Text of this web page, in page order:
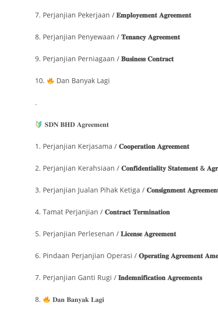
7. Perjanjian Pekerjaan / 𝐄𝐦𝐩𝐥𝐨𝐲𝐞𝐦𝐞𝐧𝐭 𝐀𝐠𝐫𝐞𝐞𝐦𝐞𝐧𝐭
8. Perjanjian Penyewaan / 𝐓𝐞𝐧𝐚𝐧𝐜𝐲 𝐀𝐠𝐫𝐞𝐞𝐦𝐞𝐧𝐭
9. Perjanjian Perniagaan / 𝐁𝐮𝐬𝐢𝐧𝐞𝐬𝐬 𝐂𝐨𝐧𝐭𝐫𝐚𝐜𝐭
10. Dan Banyak Lagi
.
𝐒𝐃𝐍 𝐁𝐇𝐃 𝐀𝐠𝐫𝐞𝐞𝐦𝐞𝐧𝐭
1. Perjanjian Kerjasama / 𝐂𝐨𝐨𝐩𝐞𝐫𝐚𝐭𝐢𝐨𝐧 𝐀𝐠𝐫𝐞𝐞𝐦𝐞𝐧𝐭
2. Perjanjian Kerahsiaan / 𝐂𝐨𝐧𝐟𝐢𝐝𝐞𝐧𝐭𝐢𝐚𝐥𝐢𝐭𝐲 𝐒𝐭𝐚𝐭𝐞𝐦𝐞𝐧𝐭 &
3. Perjanjian Jualan Pihak Ketiga / 𝐂𝐨𝐧𝐬𝐢𝐠𝐧𝐦𝐞𝐧𝐭
4. Tamat Perjanjian / 𝐂𝐨𝐧𝐭𝐫𝐚𝐜𝐭 𝐓𝐞𝐫𝐦𝐢𝐧𝐚𝐭𝐢𝐨𝐧
5. Perjanjian Perlesenan / 𝐋𝐢𝐜𝐞𝐧𝐬𝐞 𝐀𝐠𝐫𝐞𝐞𝐦𝐞𝐧𝐭
6. Pindaan Perjanjian Operasi / 𝐎𝐩𝐞𝐫𝐚𝐭𝐢𝐧𝐠 𝐀𝐠𝐫𝐞𝐞𝐦𝐞𝐧𝐭
7. Perjanjian Ganti Rugi / 𝐈𝐧𝐝𝐞𝐦𝐧𝐢𝐟𝐢𝐜𝐚𝐭𝐢𝐨𝐧 𝐀𝐠𝐫𝐞𝐞𝐦𝐞𝐧𝐭𝐬
8. 𝐃𝐚𝐧 𝐁𝐚𝐧𝐲𝐚𝐤 𝐋𝐚𝐠𝐢